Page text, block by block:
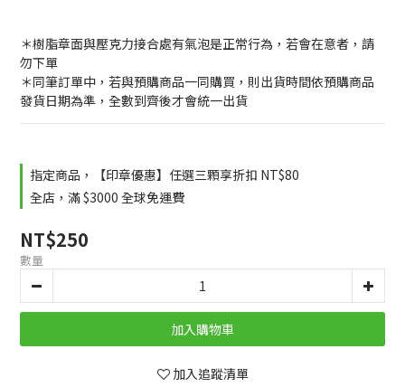
＊樹脂章面與壓克力接合處有氣泡是正常行為，若會在意者，請
勿下單
＊同筆訂單中，若與預購商品一同購買，則出貨時間依預購商品
發貨日期為準，全數到齊後才會統一出貨
指定商品，【印章優惠】任選三顆享折扣 NT$80
全店，滿 $3000 全球免運費
NT$250
數量
加入購物車
加入追蹤清單